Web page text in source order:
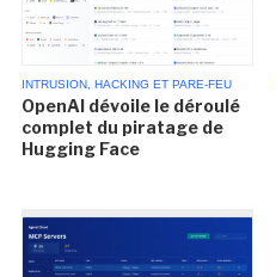
INTRUSION, HACKING ET PARE-FEU
OpenAI dévoile le déroulé
complet du piratage de
Hugging Face